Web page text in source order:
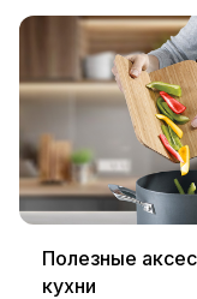
Полезные
кухни